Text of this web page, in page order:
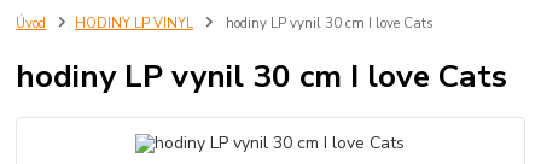
Úvod HODINY LP VINYL hodiny LP vynil 30 cm I love Cats
hodiny LP vynil 30 cm I love Cats